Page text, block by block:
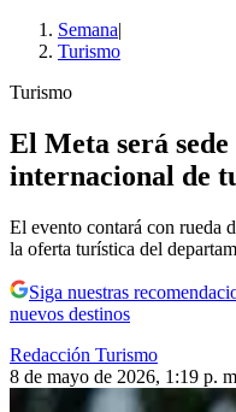
Semana|
Turismo
Turismo
El Meta será
internacional de
El evento contará con rueda
la oferta turística del
Siga nuestras
nuevos destinos
Redacción Turismo
8 de mayo de 2026, 1:19 p.